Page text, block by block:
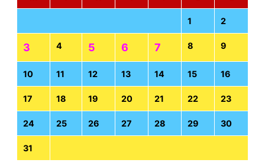
1 2
3 4 5 6 7 8 9
10 11 12 13 14 15 16
17 18 19 20 21 22 23
24 25 26 27 28 29 30
31